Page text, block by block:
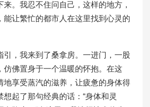
来。我忍不住问自己，这样的地方，
能让繁忙的都市人在这里找到心灵的
引，我来到了桑拿房。一进门，一股
仿佛置身于一个温暖的怀抱。在这
地享受蒸汽的滋养，让疲惫的身体得
想起了那句经典的话：“身体和灵